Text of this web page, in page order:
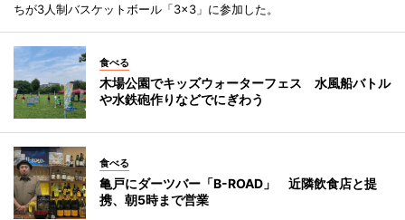
ちが3人制バスケットボール「3×3」に参加した。
食べる
木場公園でキッズウォーターフェス 水風船バトル
や水鉄砲作りなどでにぎわう
食べる
亀戸にダーツバー「B-ROAD」 近隣飲食店と提
携、朝5時まで営業